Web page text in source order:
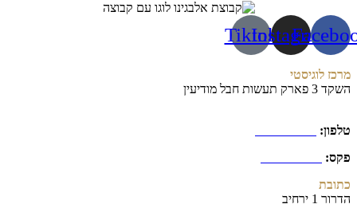
Instagram
Tiktok
מרכז לוגיסטי
השקד 3 פארק תעשות חבל מודיעין
טלפון:
פקס:
כתובת
הדרור 1 ירחיב